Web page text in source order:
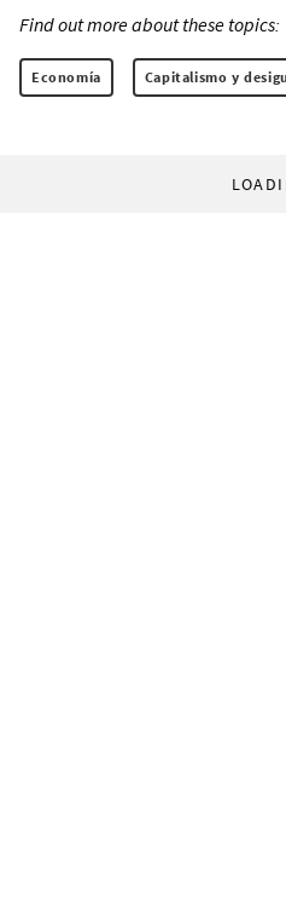
Find out more about these topics:
Economía Capitalismo y